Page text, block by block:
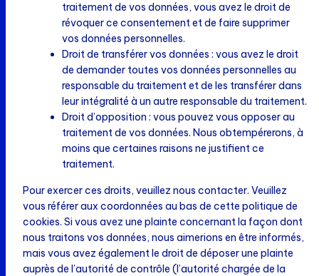
traitement de vos données, vous avez le droit de
révoquer ce consentement et de faire supprimer
vos données personnelles.
Droit de transférer vos données : vous avez le droit
de demander toutes vos données personnelles au
responsable du traitement et de les transférer dans
leur intégralité à un autre responsable du traitement.
Droit d’opposition : vous pouvez vous opposer au
traitement de vos données. Nous obtempérerons, à
moins que certaines raisons ne justifient ce
traitement.
Pour exercer ces droits, veuillez nous contacter. Veuillez
vous référer aux coordonnées au bas de cette politique de
cookies. Si vous avez une plainte concernant la façon dont
nous traitons vos données, nous aimerions en être informés,
mais vous avez également le droit de déposer une plainte
auprès de l’autorité de contrôle (l’autorité chargée de la